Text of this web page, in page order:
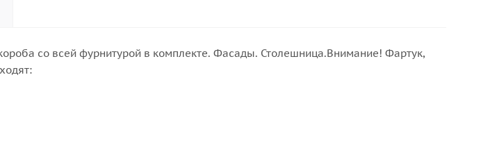
со всей фурнитурой в комплекте. Фасады. Столешница.Внимание! Фартук,